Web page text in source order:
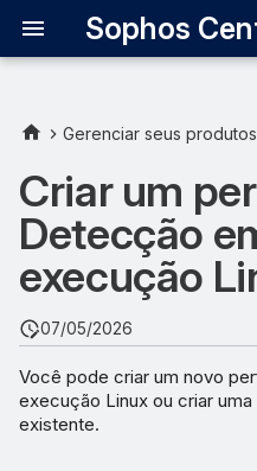
Sophos
Criar uma nova versão
Versão do conteúdo
Gerenciar seus produtos
Criar um
Detecção
execução
07/05/2026
Você pode criar um novo
execução Linux ou criar
existente.